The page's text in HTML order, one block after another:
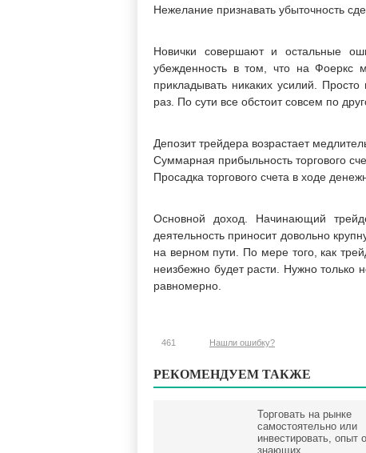
Нежелание признавать убыточность
Новички совершают и остальные
убежденность в том, что на Фоеркс
прикладывать никаких усилий.
раз. По сути все обстоит совсем по
Депозит трейдера возрастает
Суммарная прибыльность торгового
Просадка торгового счета в ходе
Основной доход. Начинающий
деятельность приносит довольно
на верном пути. По мере того, как
неизбежно будет расти. Нужно только
равномерно.
461 Нашли ошибку?
РЕКОМЕНДУЕМ ТАКЖЕ
Торговать на рынке
самостоятельно или
инвестировать, опыт
знающих